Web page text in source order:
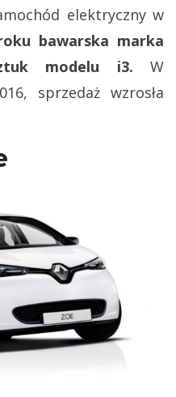
elektryczny w
bawarska marka
modelu i3. W
sprzedaż wzrosła